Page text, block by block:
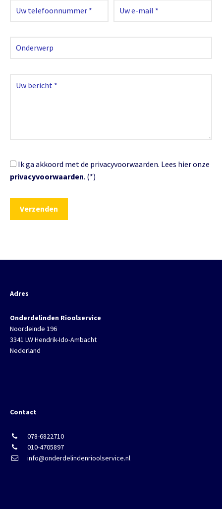
Ik ga akkoord met de privacyvoorwaarden. Lees hier onze
privacyvoorwaarden. (*)
Adres
Onderdelinden Rioolservice
Noordeinde 196
3341 LW Hendrik-Ido-Ambacht
Nederland
Contact
078-6822710
010-4705897
info@onderdelindenrioolservice.nl